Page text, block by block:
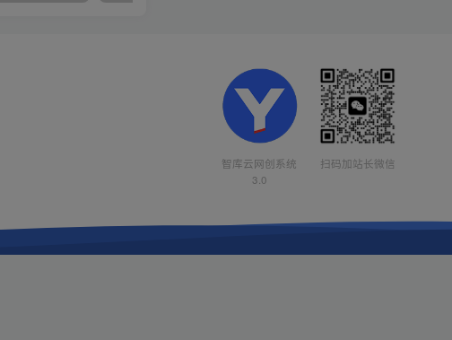
智库云网创系统
3.0
扫码加站长微信